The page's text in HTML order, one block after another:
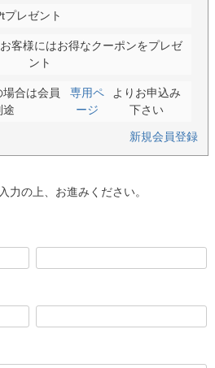
プレゼント
客様にはお得なクーポンをプレゼ
ント
合は会員
途
専用ペ
ージ
よりお申込み
下さい
新規会員登録
力の上、お進みください。